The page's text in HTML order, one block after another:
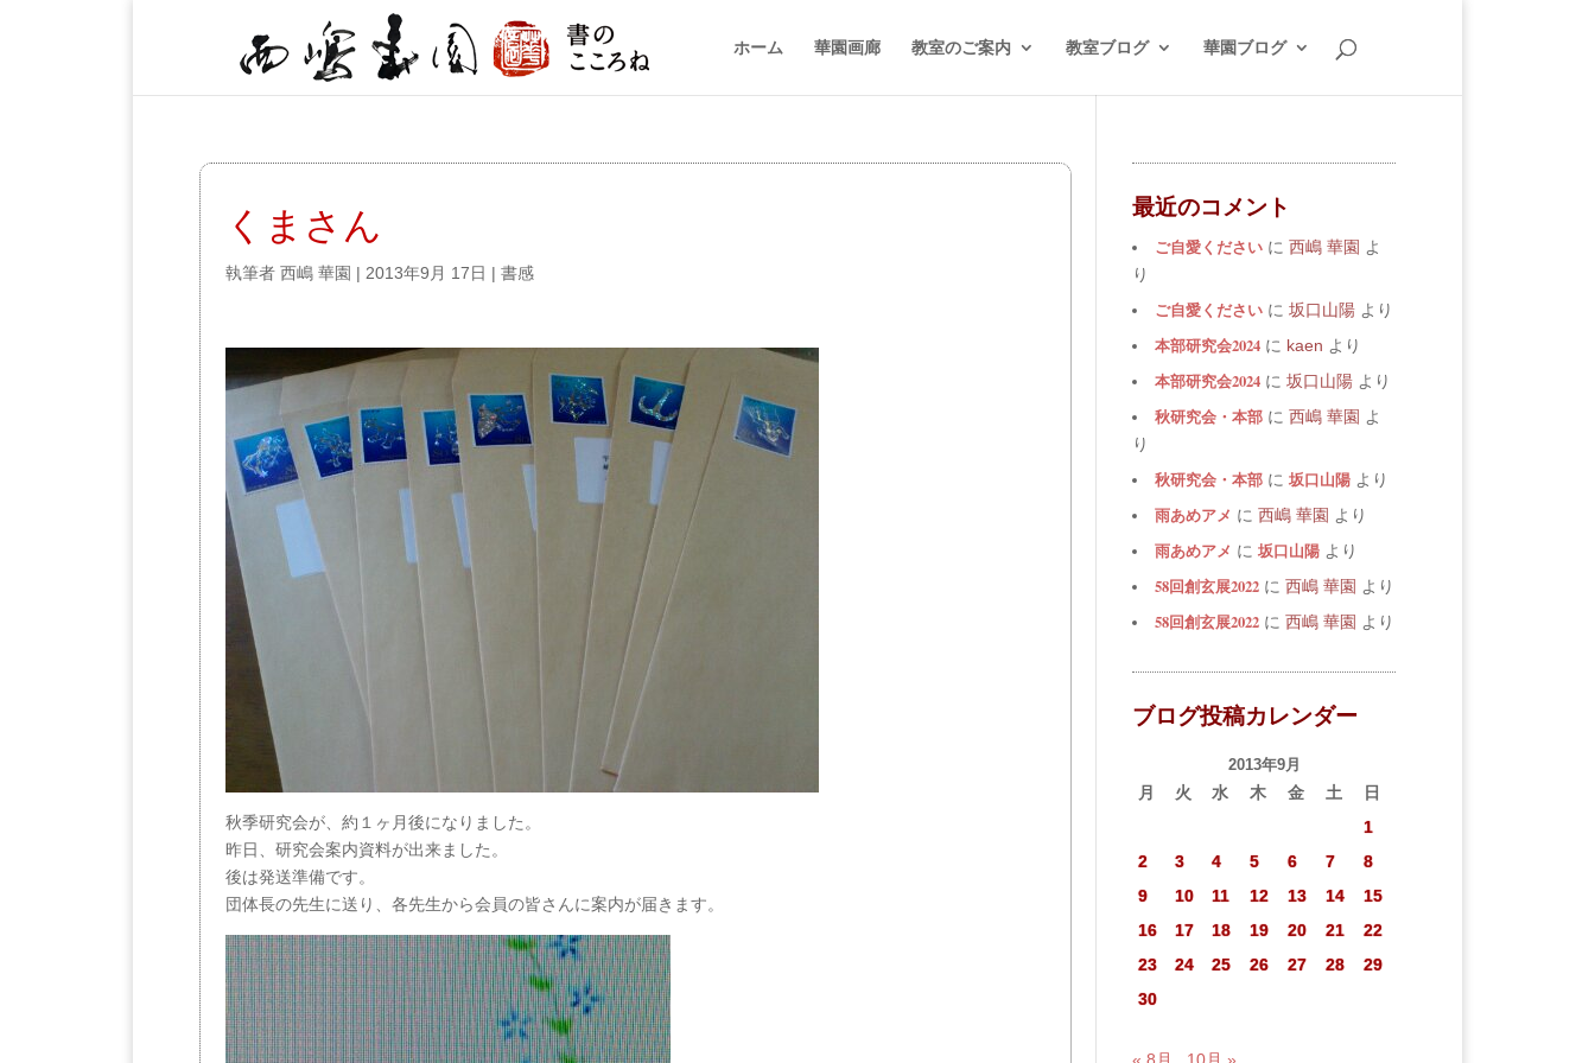
ホーム 華園画廊 教室のご案内 教室ブログ 華園ブログ
くまさん
執筆者 西嶋 華園 | 2013年9月 17日 | 書感
秋季研究会が、約１ヶ月後になりました。
昨日、研究会案内資料が出来ました。
後は発送準備です。
団体長の先生に送り、各先生から会員の皆さんに案内が届きます。
最近のコメント
ご自愛ください に 西嶋 華園 よ
り
ご自愛ください に 坂口山陽 より
本部研究会2024 に kaen より
本部研究会2024 に 坂口山陽 より
秋研究会・本部 に 西嶋 華園 よ
り
秋研究会・本部 に 坂口山陽 より
雨あめアメ に 西嶋 華園 より
雨あめアメ に 坂口山陽 より
58回創玄展2022 に 西嶋 華園 より
58回創玄展2022 に 西嶋 華園 より
ブログ投稿カレンダー
2013年9月
月 火 水 木 金 土
日
1
2
3 4 5 6 7
8
9
10 11 12 13 14
15
16
17 18 19 20 21
22
23
24 25 26 27 28
29
30